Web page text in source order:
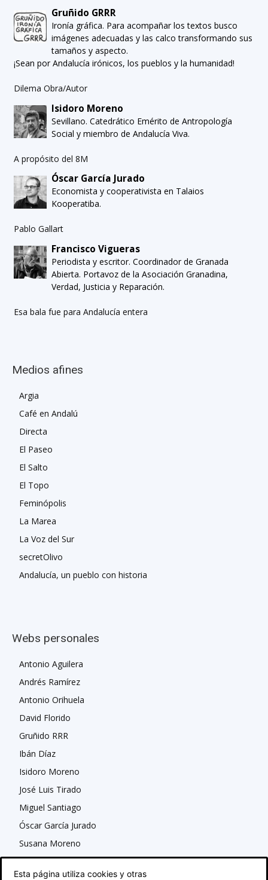
Gruñido GRRR
Ironía gráfica. Para acompañar los textos busco
imágenes adecuadas y las calco transformando sus
tamaños y aspecto.
¡Sean por Andalucía irónicos, los pueblos y la humanidad!
Dilema Obra/Autor
Isidoro Moreno
Sevillano. Catedrático Emérito de Antropología
Social y miembro de Andalucía Viva.
A propósito del 8M
Óscar García Jurado
Economista y cooperativista en Talaios
Kooperatiba.
Pablo Gallart
Francisco Vigueras
Periodista y escritor. Coordinador de Granada
Abierta. Portavoz de la Asociación Granadina,
Verdad, Justicia y Reparación.
Esa bala fue para Andalucía entera
Medios afines
Argia
Café en Andalú
Directa
El Paseo
El Salto
El Topo
Feminópolis
La Marea
La Voz del Sur
secretOlivo
Andalucía, un pueblo con historia
Webs personales
Antonio Aguilera
Andrés Ramírez
Antonio Orihuela
David Florido
Gruñido RRR
Ibán Díaz
Isidoro Moreno
José Luis Tirado
Miguel Santiago
Óscar García Jurado
Susana Moreno
Esta página utiliza cookies y otras